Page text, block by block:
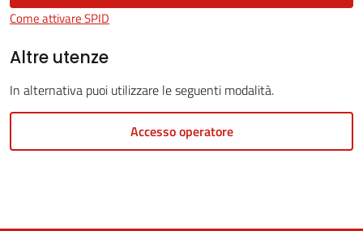
on-
Tutti
gli
Come attivare SPID
Altre utenze
In alternativa puoi utilizzare le seguenti modalità.
Accesso operatore